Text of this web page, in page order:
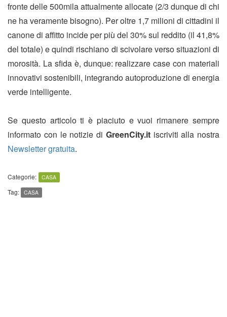
fronte delle 500mila attualmente allocate (2/3 dunque di chi
ne ha veramente bisogno). Per oltre 1,7 milioni di cittadini il
canone di affitto incide per più del 30% sul reddito (il 41,8%
del totale) e quindi rischiano di scivolare verso situazioni di
morosità. La sfida è, dunque: realizzare case con materiali
innovativi sostenibili, integrando autoproduzione di energia
verde intelligente.
Se questo articolo ti è piaciuto e vuoi rimanere sempre
informato con le notizie di GreenCity.itiscriviti alla nostra
Newsletter gratuita.
Categorie: CASA
Tag: CASA